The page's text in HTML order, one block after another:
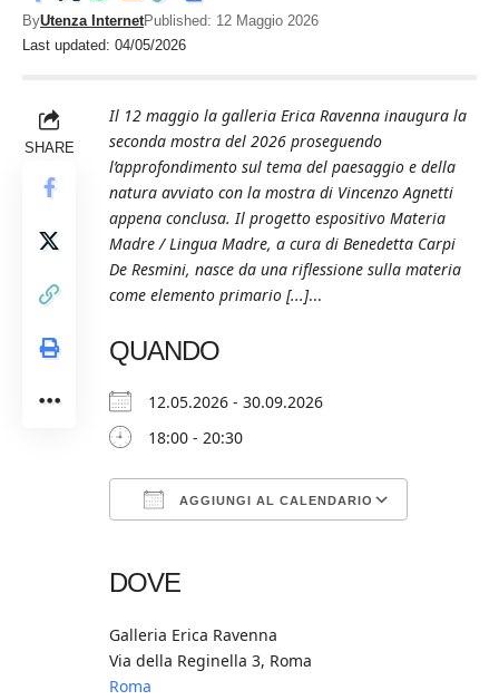
Last updated: 04/05/2026
ByUtenza InternetPublished: 12 Maggio 2026
SHARE
Il 12 maggio la galleria Erica Ravenna inaugura la
seconda mostra del 2026 proseguendo
l’approfondimento sul tema del paesaggio e della
natura avviato con la mostra di Vincenzo Agnetti
appena conclusa. Il progetto espositivo Materia
Madre / Lingua Madre, a cura di Benedetta Carpi
De Resmini, nasce da una riflessione sulla materia
come elemento primario [...]...
QUANDO
12.05.2026 - 30.09.2026
18:00 - 20:30
AGGIUNGI AL CALENDARIO
DOVE
Galleria Erica Ravenna
Via della Reginella 3, Roma
Roma